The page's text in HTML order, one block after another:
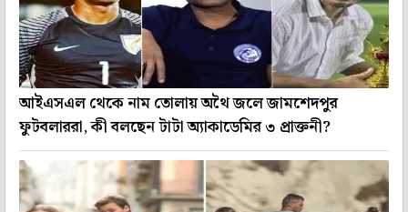
আইএসএল থেকে নাম তোলায় অথৈ জলে জামশেদপুর
ফুটবলাররা, কী বলছেন টাটা অ্যাকাডেমির ৩ প্রাক্তনী?